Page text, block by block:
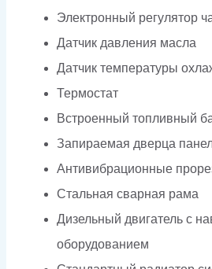
Электронный регулятор
Датчик давления масла
Датчик температуры
Термостат
Встроенный топливный
Запираемая дверца
Антивибрационные
Стальная сварная рама
Дизельный двигатель с
оборудованием